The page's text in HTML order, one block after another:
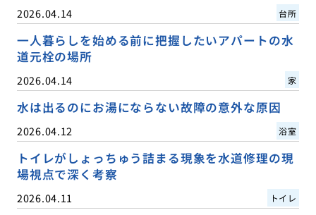
2026.04.14 台所
一人暮らしを始める前に把握したいアパートの水
道元栓の場所
2026.04.14 家
水は出るのにお湯にならない故障の意外な原因
2026.04.12 浴室
トイレがしょっちゅう詰まる現象を水道修理の現
場視点で深く考察
2026.04.11 トイレ